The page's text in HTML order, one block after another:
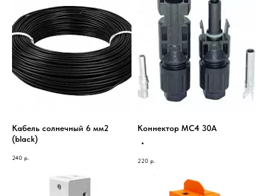
Кабель солнечный 6 мм2
(black)
240 р.
Коннектор MC4 30A
220 р.